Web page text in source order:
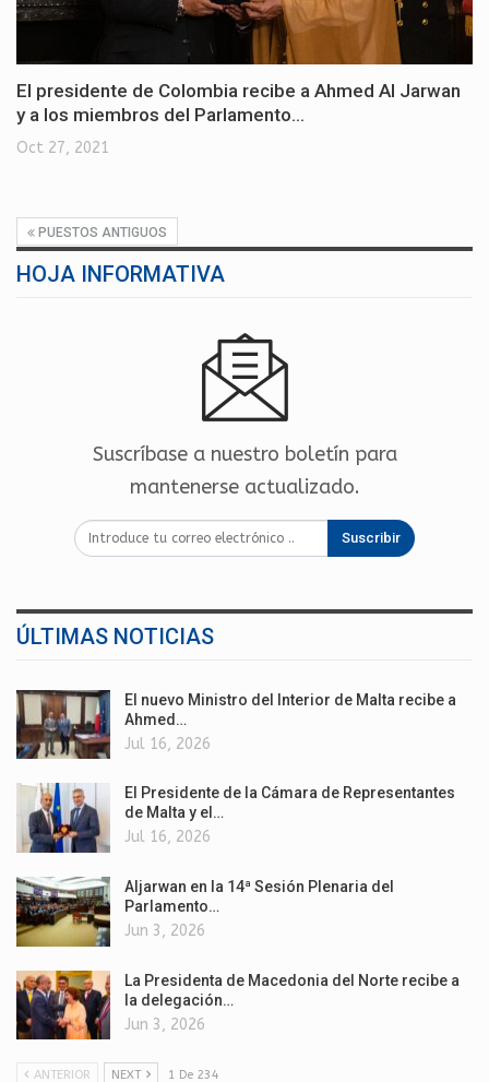
El presidente de Colombia recibe a Ahmed Al Jarwan
y a los miembros del Parlamento…
Oct 27, 2021
PUESTOS ANTIGUOS
HOJA INFORMATIVA
Suscríbase a nuestro boletín para
mantenerse actualizado.
Suscribir
ÚLTIMAS NOTICIAS
El nuevo Ministro del Interior de Malta recibe a
Ahmed…
Jul 16, 2026
El Presidente de la Cámara de Representantes
de Malta y el…
Jul 16, 2026
Aljarwan en la 14ª Sesión Plenaria del
Parlamento…
Jun 3, 2026
La Presidenta de Macedonia del Norte recibe a
la delegación…
Jun 3, 2026
ANTERIOR NEXT 1 De 234